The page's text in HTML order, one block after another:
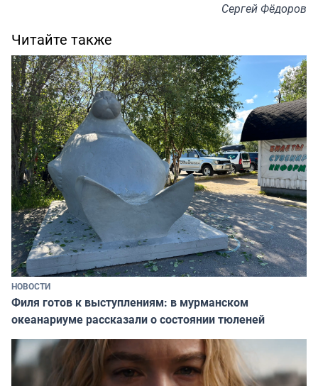
Сергей Фёдоров
Читайте также
НОВОСТИ
Филя готов к выступлениям: в мурманском
океанариуме рассказали о состоянии тюленей